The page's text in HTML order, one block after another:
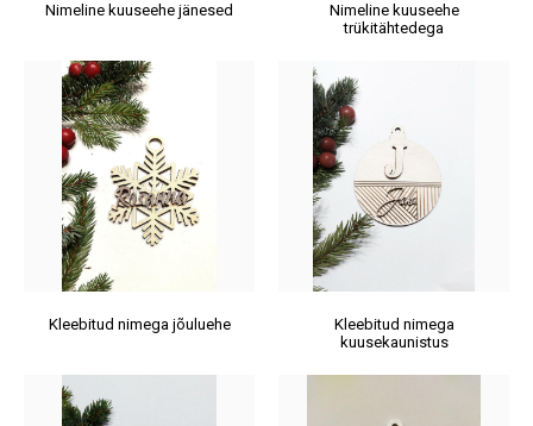
Nimeline kuuseehe jänesed
Nimeline kuuseehe
trükitähtedega
Kleebitud nimega jõuluehe
Kleebitud nimega
kuusekaunistus